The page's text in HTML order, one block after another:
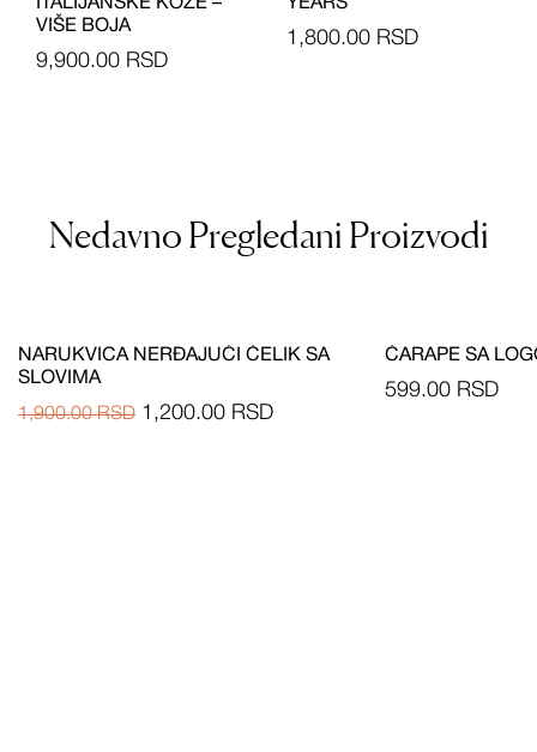
ITALIJANSKE KOŽE –
VIŠE BOJA
9,900.00 RSD
YEARS
1,800.00 RSD
Nedavno Pregledani Proizvodi
NARUKVICA NERĐAJUĆI ČELIK SA
SLOVIMA
1,900.00RSD 1,200.00 RSD
ČARAPE SA
599.00 RSD